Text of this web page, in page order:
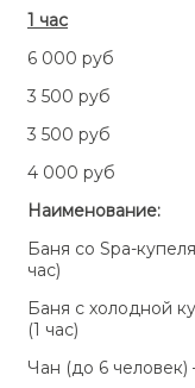
1 час
6 000 руб
3 500 руб
3 500 руб
4 000 руб
Наименование:
Баня со Spa-
час)
Баня с холодной
(1 час)
Чан (до 6 человек)